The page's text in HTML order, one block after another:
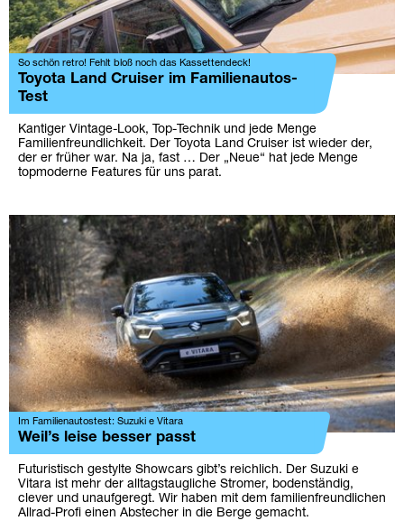
So schön retro! Fehlt bloß noch das Kassettendeck!
Toyota Land Cruiser im Familienautos-
Test
Kantiger Vintage-Look, Top-Technik und jede Menge
Familienfreundlichkeit. Der Toyota Land Cruiser ist wieder der,
der er früher war. Na ja, fast … Der „Neue“ hat jede Menge
topmoderne Features für uns parat.
Im Familienautostest: Suzuki e Vitara
Weil’s leise besser passt
Futuristisch gestylte Showcars gibt’s reichlich. Der Suzuki e
Vitara ist mehr der alltagstaugliche Stromer, bodenständig,
clever und unaufgeregt. Wir haben mit dem familienfreundlichen
Allrad-Profi einen Abstecher in die Berge gemacht.